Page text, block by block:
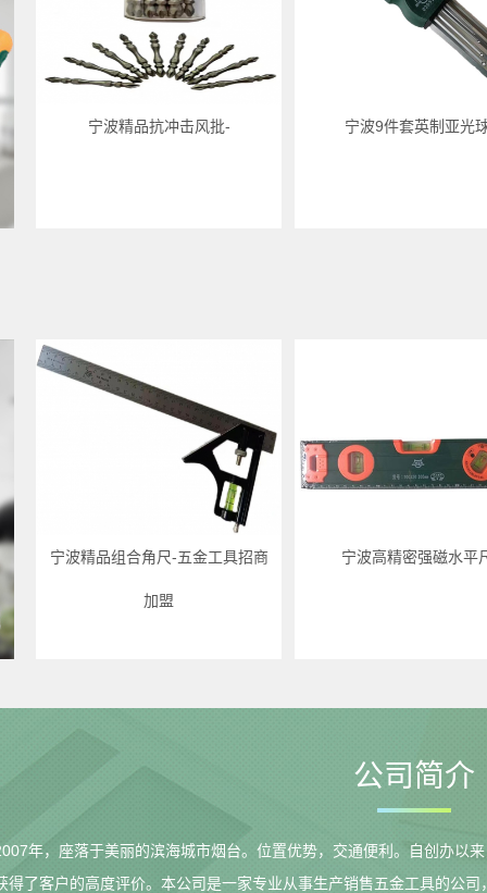
宁波精品抗冲击风批- 宁波9件套英制亚光
宁波精品组合角尺-五金工具招商
加盟
宁波高精密强磁水平
公司简介
年，座落于美丽的滨海城市烟台。位置优势，交通便利。自创办以
得了客户的高度评价。本公司是一家专业从事生产销售五金工具的公